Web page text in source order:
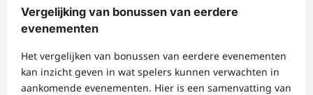
Vergelijking van bonussen van eerdere
evenementen
Het vergelijken van bonussen van eerdere evenementen
kan inzicht geven in wat spelers kunnen verwachten in
aankomende evenementen. Hier is een samenvatting van